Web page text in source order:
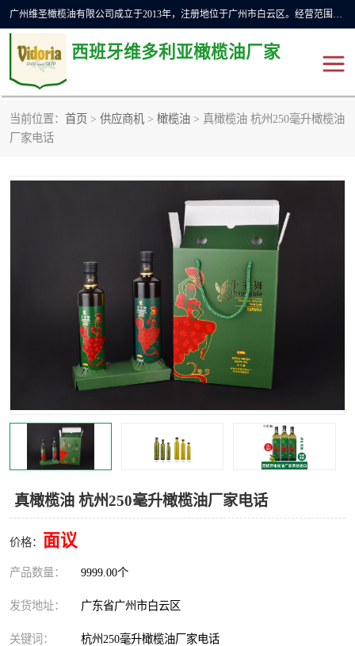
广州维圣橄榄油有限公司成立于2013年，注册地位于广州市白云区。经营范围包括饲料原料销售;畜牧渔业饲料销售;化妆品批发;贸易经纪;食品进出口等，主要产品有：橄榄果渣油，橄榄油，纯橄榄油等。
西班牙维多利亚橄榄油厂家
当前位置： 首页 > 供应商机 > 橄榄油 > 真橄榄油 杭州250毫升橄榄油
厂家电话
真橄榄油 杭州250毫升橄榄油厂家电话
价格： 面议
产品数量： 9999.00个
发货地址： 广东省广州市白云区
关键词： 杭州250毫升橄榄油厂家电话
橄榄油